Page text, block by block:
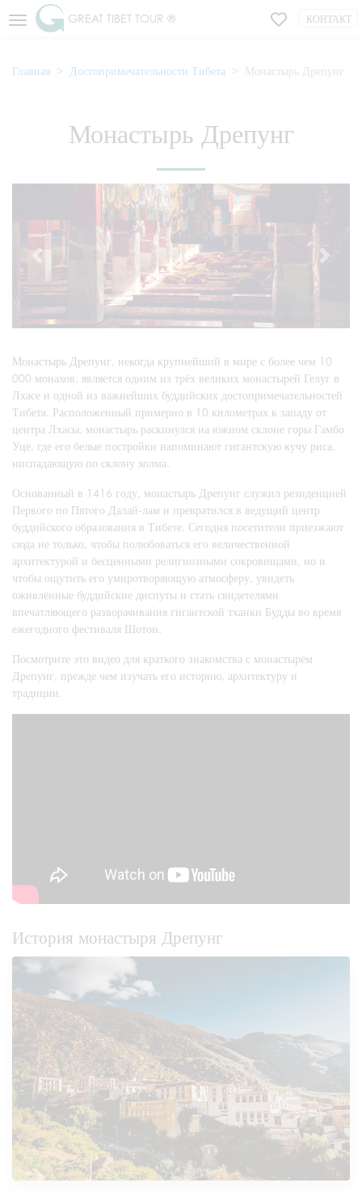
GREAT TIBET TOUR ® КОНТАКТ
Главная Достопримечательности Тибета Монастырь Дрепунг
Монастырь Дрепунг
Монастырь Дрепунг, некогда крупнейший в мире с более чем 10
000 монахов, является одним из трёх великих монастырей Гелуг в
Лхасе и одной из важнейших буддийских достопримечательностей
Тибета. Расположенный примерно в 10 километрах к западу от
центра Лхасы, монастырь раскинулся на южном склоне горы Гамбо
Уце, где его белые постройки напоминают гигантскую кучу риса,
ниспадающую по склону холма.
Основанный в 1416 году, монастырь Дрепунг служил резиденцией
Первого по Пятого Далай-лам и превратился в ведущий центр
буддийского образования в Тибете. Сегодня посетители приезжают
сюда не только, чтобы полюбоваться его величественной
архитектурой и бесценными религиозными сокровищами, но и
чтобы ощутить его умиротворяющую атмосферу, увидеть
оживлённые буддийские диспуты и стать свидетелями
впечатляющего разворачивания гигантской тханки Будды во время
ежегодного фестиваля Шотон.
Посмотрите это видео для краткого знакомства с монастырём
Дрепунг, прежде чем изучать его историю, архитектуру и
традиции.
История монастыря Дрепунг